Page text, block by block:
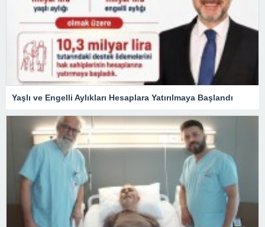
Yaşlı ve Engelli Aylıkları Hesaplara Yatırılmaya Başlandı